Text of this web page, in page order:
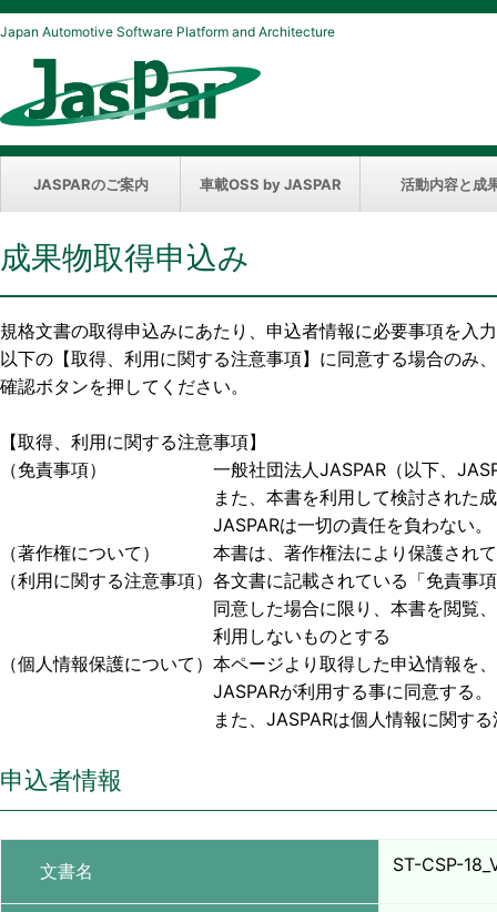
Japan Automotive Software Platform and Architecture
JASPARのご案内 車載OSS by JASPAR 活動内容と成
成果物取得申込み
規格文書の取得申込みにあたり、申込者情報に必要事項を入
以下の【取得、利用に関する注意事項】に同意する場合のみ
確認ボタンを押してください。
【取得、利用に関する注意事項】
（免責事項） 一般社団法人JASPAR（以下、
また、本書を利用して検討された成果物、また
JASPARは一切の責任を負わない。
（著作権について） 本書は、著作権法により保護されて
（利用に関する注意事項）各文書に記載されている「免責
同意した場合に限り、本書を閲覧、利用する
利用しないものとする
（個人情報保護について）本ページより取得した申込情報
JASPARが利用する事に同意する。
また、JASPARは個人情報に関する法令およ
申込者情報
文書名 ST-CSP-